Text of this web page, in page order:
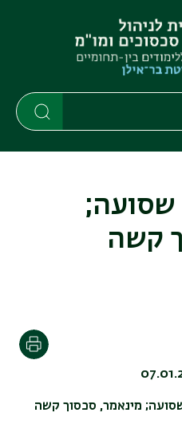
לתוכן
העיקרי
לתפריט
ניווט
ראשי
שסועה;
קשה
; מינאמר, סכסוך קשה